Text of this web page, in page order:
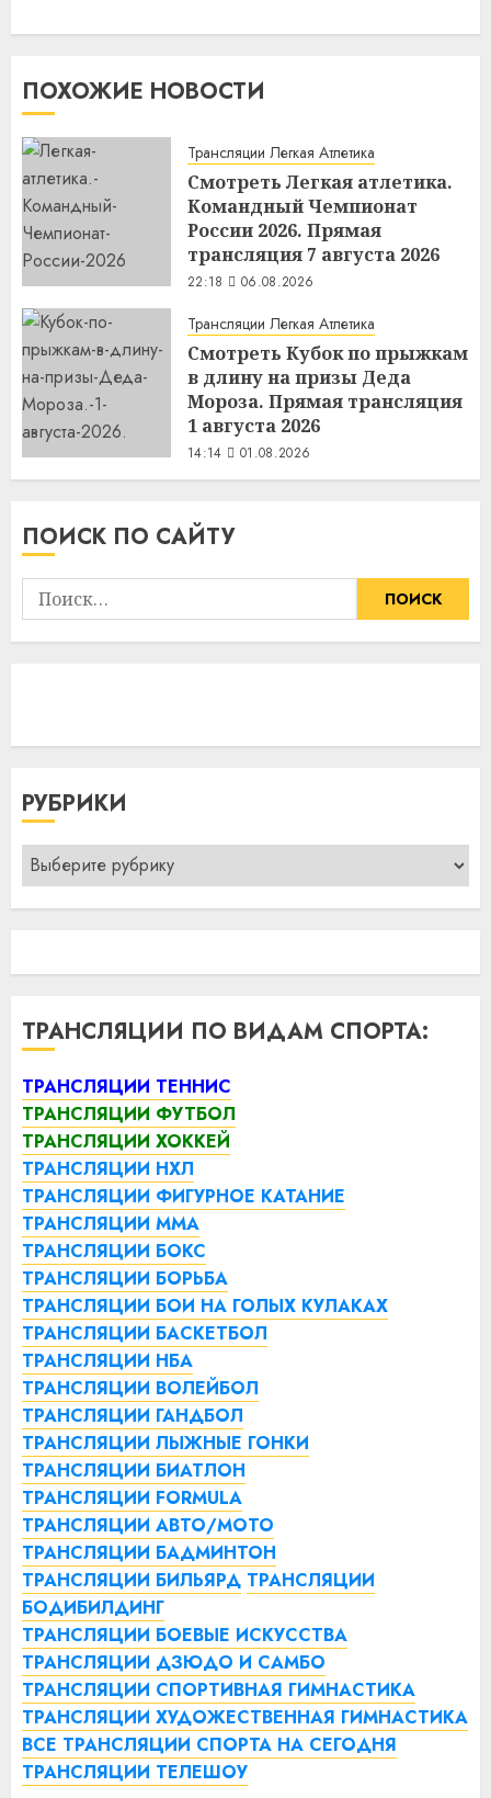
ПОХОЖИЕ НОВОСТИ
Трансляции Легкая Атлетика
Смотреть Легкая атлетика.
Командный Чемпионат
России 2026. Прямая
трансляция 7 августа 2026
22:18 06.08.2026
Трансляции Легкая Атлетика
Смотреть Кубок по прыжкам
в длину на призы Деда
Мороза. Прямая трансляция
1 августа 2026
14:14 01.08.2026
ПОИСК ПО САЙТУ
Найти:
РУБРИКИ
Рубрики
ТРАНСЛЯЦИИ ПО ВИДАМ СПОРТА:
ТРАНСЛЯЦИИ ТЕННИС
ТРАНСЛЯЦИИ ФУТБОЛ
ТРАНСЛЯЦИИ ХОККЕЙ
ТРАНСЛЯЦИИ НХЛ
ТРАНСЛЯЦИИ ФИГУРНОЕ КАТАНИЕ
ТРАНСЛЯЦИИ ММА
ТРАНСЛЯЦИИ БОКС
ТРАНСЛЯЦИИ БОРЬБА
ТРАНСЛЯЦИИ БОИ НА ГОЛЫХ КУЛАКАХ
ТРАНСЛЯЦИИ БАСКЕТБОЛ
ТРАНСЛЯЦИИ НБА
ТРАНСЛЯЦИИ ВОЛЕЙБОЛ
ТРАНСЛЯЦИИ ГАНДБОЛ
ТРАНСЛЯЦИИ ЛЫЖНЫЕ ГОНКИ
ТРАНСЛЯЦИИ БИАТЛОН
ТРАНСЛЯЦИИ FORMULA
ТРАНСЛЯЦИИ АВТО/МОТО
ТРАНСЛЯЦИИ БАДМИНТОН
ТРАНСЛЯЦИИ БИЛЬЯРД ТРАНСЛЯЦИИ
БОДИБИЛДИНГ
ТРАНСЛЯЦИИ БОЕВЫЕ ИСКУССТВА
ТРАНСЛЯЦИИ ДЗЮДО И САМБО
ТРАНСЛЯЦИИ СПОРТИВНАЯ ГИМНАСТИКА
ТРАНСЛЯЦИИ ХУДОЖЕСТВЕННАЯ ГИМНАСТИКА
ВСЕ ТРАНСЛЯЦИИ СПОРТА НА СЕГОДНЯ
ТРАНСЛЯЦИИ ТЕЛЕШОУ